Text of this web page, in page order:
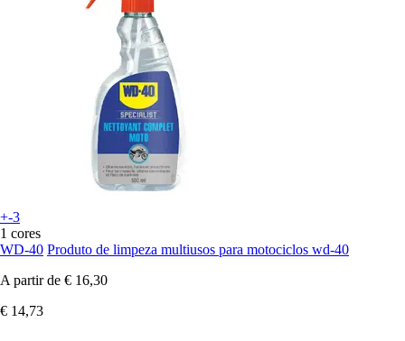
+-3
1 cores
WD-40 Produto de limpeza multiusos para motociclos wd-40
A partir de € 16,30
€ 14,73